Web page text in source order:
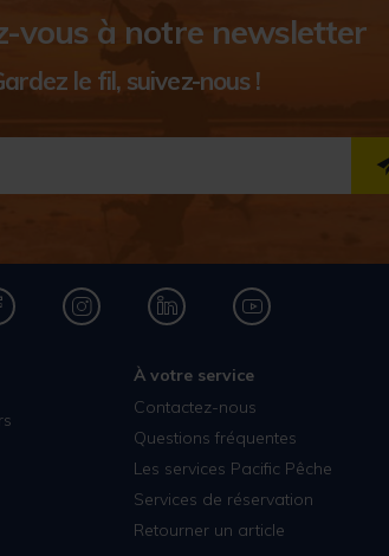
vous à notre newsletter
le fil, suivez-nous !
À votre service
Contactez-nous
Questions fréquentes
Les services Pacific Pêche
Services de réservation
Retourner un article